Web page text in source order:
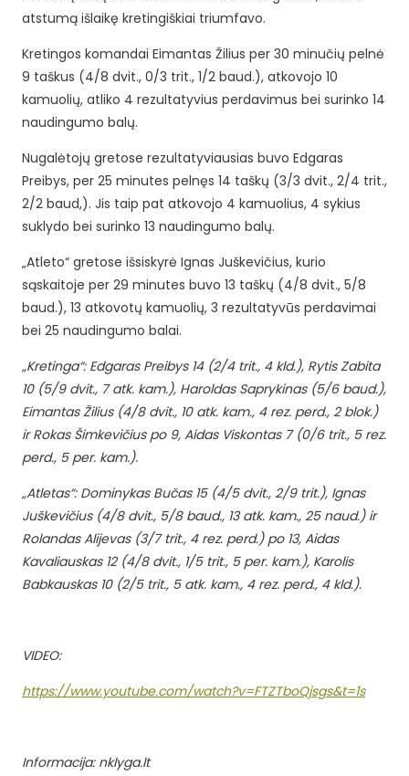
atstumą išlaikę kretingiškiai triumfavo.
Kretingos komandai Eimantas Žilius per 30 minučių pelnė
9 taškus (4/8 dvit., 0/3 trit., 1/2 baud.), atkovojo 10
kamuolių, atliko 4 rezultatyvius perdavimus bei surinko 14
naudingumo balų.
Nugalėtojų gretose rezultatyviausias buvo Edgaras
Preibys, per 25 minutes pelnęs 14 taškų (3/3 dvit., 2/4 trit.,
2/2 baud,). Jis taip pat atkovojo 4 kamuolius, 4 sykius
suklydo bei surinko 13 naudingumo balų.
„Atleto“ gretose išsiskyrė Ignas Juškevičius, kurio
sąskaitoje per 29 minutes buvo 13 taškų (4/8 dvit., 5/8
baud.), 13 atkovotų kamuolių, 3 rezultatyvūs perdavimai
bei 25 naudingumo balai.
„Kretinga“: Edgaras Preibys 14 (2/4 trit., 4 kld.), Rytis Zabita
10 (5/9 dvit., 7 atk. kam.), Haroldas Saprykinas (5/6 baud.),
Eimantas Žilius (4/8 dvit., 10 atk. kam., 4 rez. perd., 2 blok.)
ir Rokas Šimkevičius po 9, Aidas Viskontas 7 (0/6 trit., 5 rez.
perd., 5 per. kam.).
„Atletas“: Dominykas Bučas 15 (4/5 dvit., 2/9 trit.), Ignas
Juškevičius (4/8 dvit., 5/8 baud., 13 atk. kam., 25 naud.) ir
Rolandas Alijevas (3/7 trit., 4 rez. perd.) po 13, Aidas
Kavaliauskas 12 (4/8 dvit., 1/5 trit., 5 per. kam.), Karolis
Babkauskas 10 (2/5 trit., 5 atk. kam., 4 rez. perd., 4 kld.).
VIDEO:
https://www.youtube.com/watch?v=FTZTboQjsgs&t=1s
Informacija: nklyga.lt